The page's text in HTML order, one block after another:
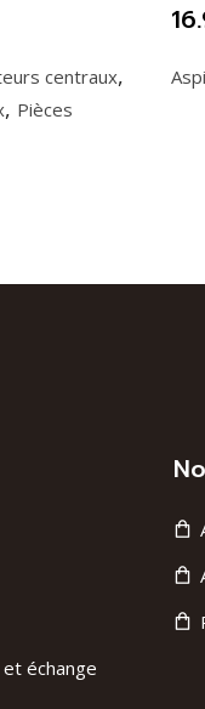
centraux,
, Pièces
échange